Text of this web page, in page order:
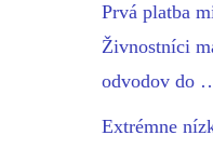
Prvá platba
Živnostníci
odvodov do
Extrémne